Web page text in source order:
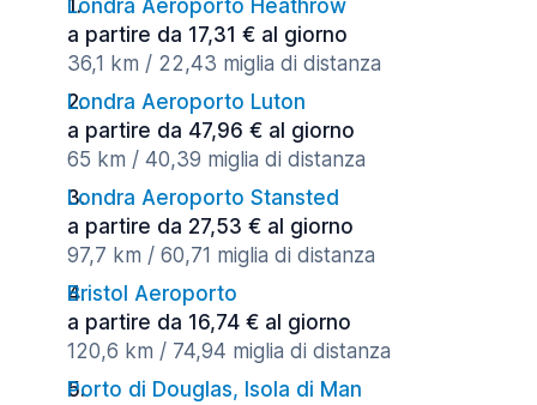
Londra Aeroporto Heathrow
a partire da 17,31 € al giorno
36,1 km / 22,43 miglia di distanza
Londra Aeroporto Luton
a partire da 47,96 € al giorno
65 km / 40,39 miglia di distanza
Londra Aeroporto Stansted
a partire da 27,53 € al giorno
97,7 km / 60,71 miglia di distanza
Bristol Aeroporto
a partire da 16,74 € al giorno
120,6 km / 74,94 miglia di distanza
Porto di Douglas, Isola di Man